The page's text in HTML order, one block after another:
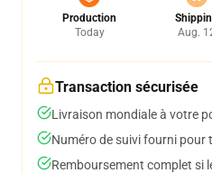
Production
Today
Aug.
Transaction sécurisée
Livraison mondiale à votre
Numéro de suivi fourni pour
Remboursement complet si